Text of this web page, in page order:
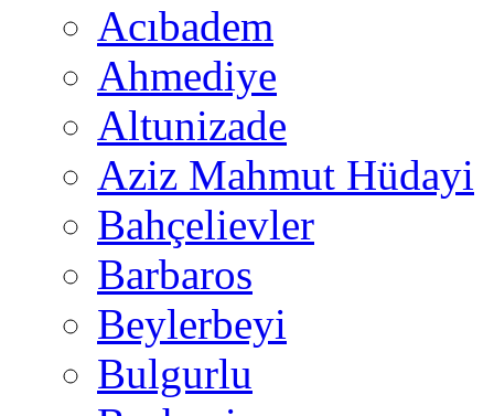
Acıbadem
Ahmediye
Altunizade
Aziz Mahmut Hüdayi
Bahçelievler
Barbaros
Beylerbeyi
Bulgurlu